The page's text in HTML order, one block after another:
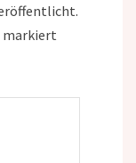
markiert